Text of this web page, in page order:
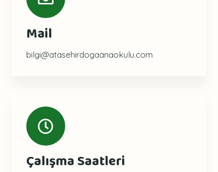
Mail
bilgi@atasehirdogaanaokulu.com
Çalışma Saatleri